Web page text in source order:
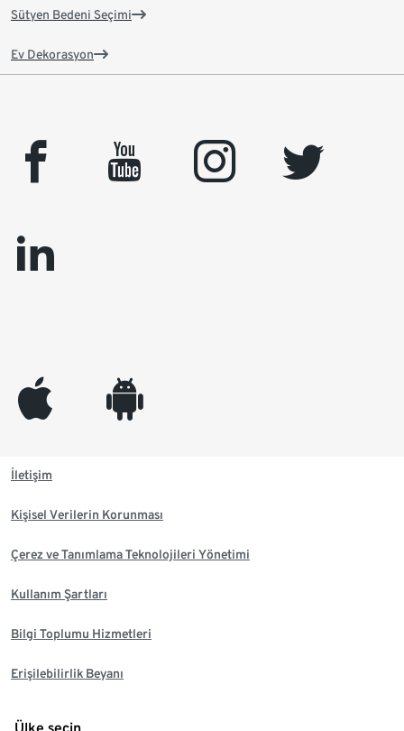
Sütyen Bedeni Seçimi
Ev Dekorasyon
facebook youtube instagram
twitter
linkedin
appleinc android
İletişim
Kişisel Verilerin Korunması
Çerez ve Tanımlama Teknolojileri Yönetimi
Kullanım Şartları
Bilgi Toplumu Hizmetleri
Erişilebilirlik Beyanı
Ülke seçin